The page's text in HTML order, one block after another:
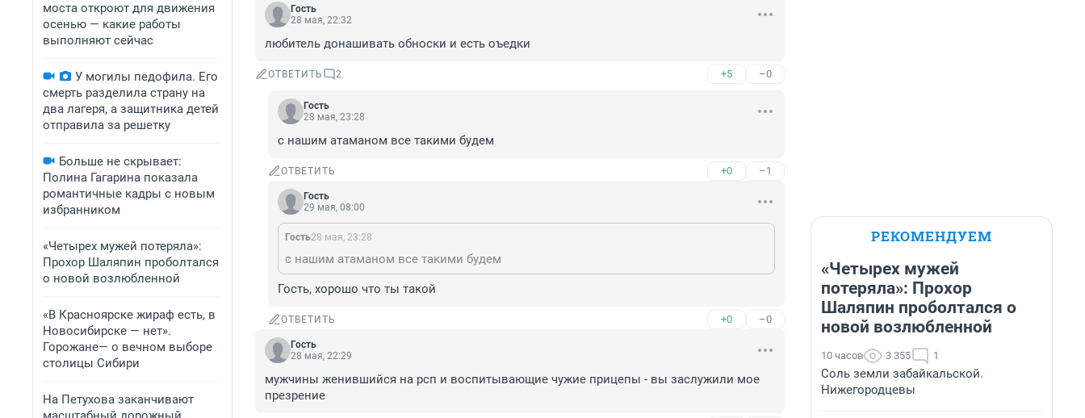
моста откроют для движения
осенью — какие работы
выполняют сейчас
У могилы педофила. Его
смерть разделила страну на
два лагеря, а защитника детей
отправила за решетку
Больше не скрывает:
Полина Гагарина показала
романтичные кадры с новым
избранником
«Четырех мужей потеряла»:
Прохор Шаляпин проболтался
о новой возлюбленной
«В Красноярске жираф есть, в
Новосибирске — нет».
Горожане— о вечном выборе
столицы Сибири
На Петухова заканчивают
Гость
28 мая, 22:32
любитель донашивать обноски и есть оъедки
ОТВЕТИТЬ 2 +5 –0
Гость
28 мая, 23:28
с нашим атаманом все такими будем
ОТВЕТИТЬ +0 –1
Гость
29 мая, 08:00
Гость28 мая, 23:28
с нашим атаманом все такими будем
Гость, хорошо что ты такой
ОТВЕТИТЬ +0 –0
Гость
28 мая, 22:29
мужчины женившийся на рсп и воспитывающие чужие прицепы - вы заслужили мое
презрение
РЕКОМЕНДУЕМ
«Четырех мужей
потеряла»: Прохор
Шаляпин проболтался о
новой возлюбленной
10 часов 3 355 1
Соль земли забайкальской.
Нижегородцевы